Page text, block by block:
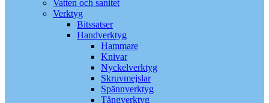
Vatten och sanitet
Verktyg
Bitssatser
Handverktyg
Hammare
Knivar
Nyckelverktyg
Skruvmejslar
Spännverktyg
Tångverktyg